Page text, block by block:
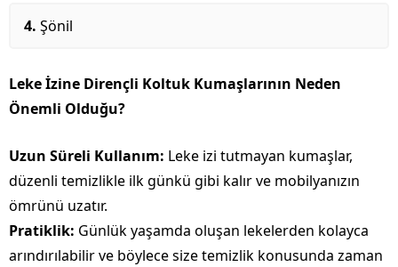
Şönil
Leke İzine Dirençli Koltuk Kumaşlarının Neden
Önemli Olduğu?
Uzun Süreli Kullanım: Leke izi tutmayan kumaşlar,
düzenli temizlikle ilk günkü gibi kalır ve mobilyanızın
ömrünü uzatır.
Pratiklik: Günlük yaşamda oluşan lekelerden kolayca
arındırılabilir ve böylece size temizlik konusunda zaman